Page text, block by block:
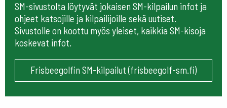
SM-sivustolta löytyvät jokaisen SM-kilpailun infot ja
ohjeet katsojille ja kilpailijoille sekä uutiset.
Sivustolle on koottu myös yleiset, kaikkia SM-kisoja
koskevat infot.
Frisbeegolfin SM-kilpailut (frisbeegolf-sm.fi)